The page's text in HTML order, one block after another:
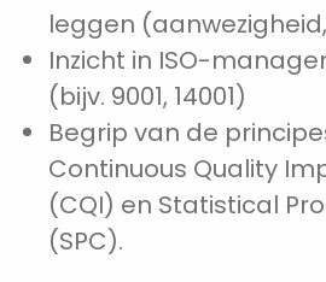
leggen
Inzicht in ISO-
(bijv. 9001, 14001)
Begrip van de
Continuous Quality
(CQI) en Statistical
(SPC).